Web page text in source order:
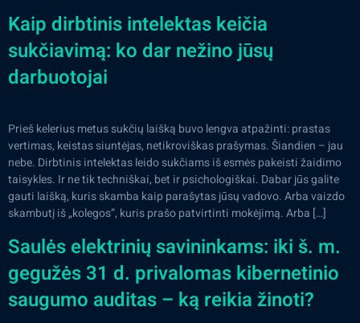
Kaip dirbtinis intelektas keičia
sukčiavimą: ko dar nežino jūsų
darbuotojai
Prieš kelerius metus sukčių laišką buvo lengva atpažinti: prastas
vertimas, keistas siuntėjas, netikroviškas prašymas. Šiandien – jau
nebe. Dirbtinis intelektas leido sukčiams iš esmės pakeisti žaidimo
taisykles. Ir ne tik techniškai, bet ir psichologiškai. Dabar jūs galite
gauti laišką, kuris skamba kaip parašytas jūsų vadovo. Arba vaizdo
skambutį iš „kolegos”, kuris prašo patvirtinti mokėjimą. Arba […]
Saulės elektrinių savininkams: iki š. m.
gegužės 31 d. privalomas kibernetinio
saugumo auditas – ką reikia žinoti?